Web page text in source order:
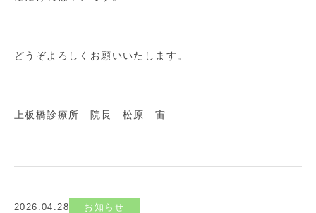
どうぞよろしくお願いいたします。
上板橋診療所 院長 松原 宙
2026.04.28 お知らせ